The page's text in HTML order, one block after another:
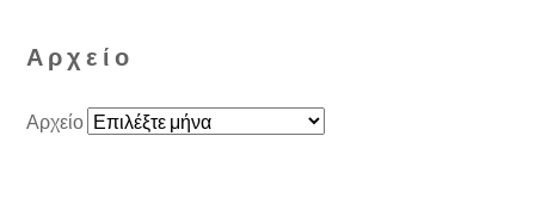
Αρχείο
Αρχείο